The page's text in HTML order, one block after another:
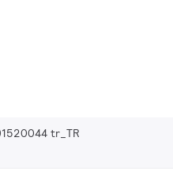
tr_TR